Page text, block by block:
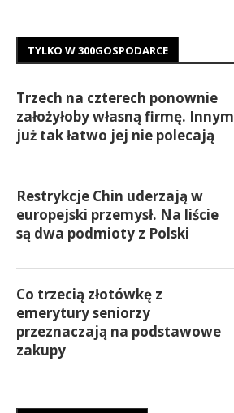
TYLKO W 300GOSPODARCE
Trzech na czterech ponownie
założyłoby własną firmę. Innym
już tak łatwo jej nie polecają
Restrykcje Chin uderzają w
europejski przemysł. Na liście
są dwa podmioty z Polski
Co trzecią złotówkę z
emerytury seniorzy
przeznaczają na podstawowe
zakupy